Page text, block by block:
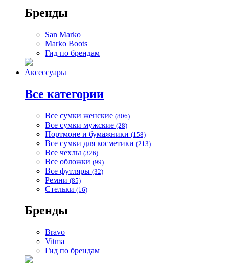
Бренды
San Marko
Marko Boots
Гид по брендам
Аксессуары
Все категории
Все сумки женские (806)
Все сумки мужские (28)
Портмоне и бумажники (158)
Все сумки для косметики (213)
Все чехлы (326)
Все обложки (99)
Все футляры (32)
Ремни (85)
Стельки (16)
Бренды
Bravo
Vitma
Гид по брендам